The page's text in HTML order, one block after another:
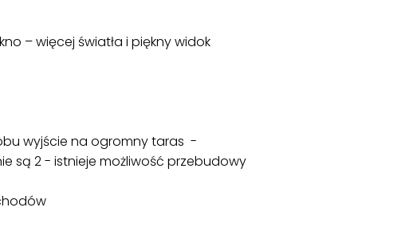
– więcej światła i piękny widok
wyjście na ogromny taras -
są 2 - istnieje możliwość przebudowy